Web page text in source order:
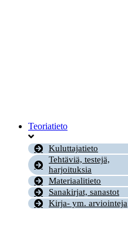
Teoriatieto
Kuluttajatieto
Tehtäviä, testejä,
harjoituksia
Materiaalitieto
Sanakirjat, sanastot
Kirja- ym. arviointeja